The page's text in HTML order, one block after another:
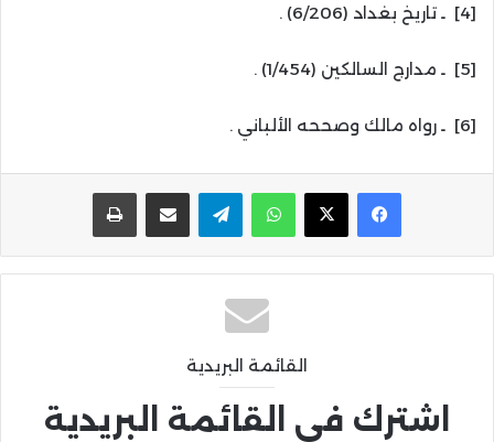
[4] ـ تاريخ بغداد (6/206) .
[5] ـ مدارج السالكين (1/454) .
[6] ـ رواه مالك وصححه الألباني .
واتساب تيلقرام مشاركة عبر البريد
القائمة البريدية
اشترك في القائمة البريدية